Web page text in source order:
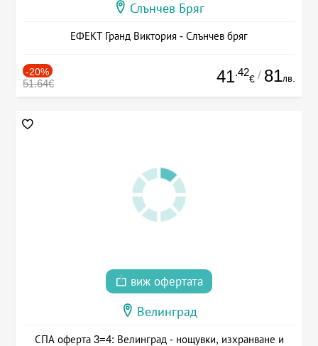
Слънчев Бряг
ЕФЕКТ Гранд Виктория - Слънчев бряг
-20%
51.64€ 41.42
€ / 81лв.
виж офертата
Велинград
СПА оферта 3=4: Велинград - нощувки, изхранване и